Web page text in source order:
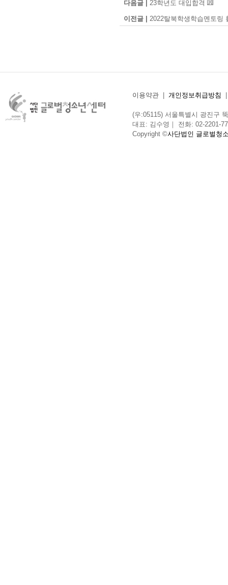
다음글 | 23학년도 대입합격
이전글 | 2022탈북학생학습멘토링
이용약관 개인정보취급방침
(우:05115) 서울특별시 광진구
대표: 김수영｜ 전화: 02-2201-
Copyright ©사단법인 글로벌청